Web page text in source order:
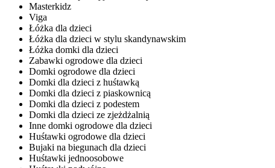
Masterkidz
Viga
Łóżka dla dzieci
Łóżka dla dzieci w stylu skandynawskim
Łóżka domki dla dzieci
Zabawki ogrodowe dla dzieci
Domki ogrodowe dla dzieci
Domki dla dzieci z huśtawką
Domki dla dzieci z piaskownicą
Domki dla dzieci z podestem
Domki dla dzieci ze zjeżdżalnią
Inne domki ogrodowe dla dzieci
Huśtawki ogrodowe dla dzieci
Bujaki na biegunach dla dzieci
Huśtawki jednoosobowe